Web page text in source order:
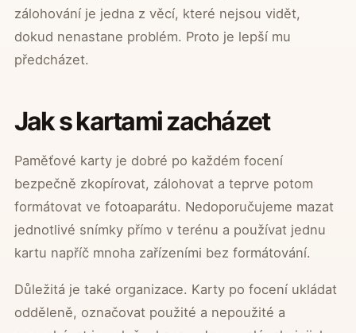
zálohování je jedna z věcí, které nejsou vidět,
dokud nenastane problém. Proto je lepší mu
předcházet.
Jak s kartami zacházet
Paměťové karty je dobré po každém focení
bezpečně zkopírovat, zálohovat a teprve potom
formátovat ve fotoaparátu. Nedoporučujeme mazat
jednotlivé snímky přímo v terénu a používat jednu
kartu napříč mnoha zařízeními bez formátování.
Důležitá je také organizace. Karty po focení ukládat
odděleně, označovat použité a nepoužité a